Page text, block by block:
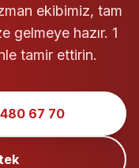
ekibimiz, tam
gelmeye hazır. 1
tamir ettirin.
67 70